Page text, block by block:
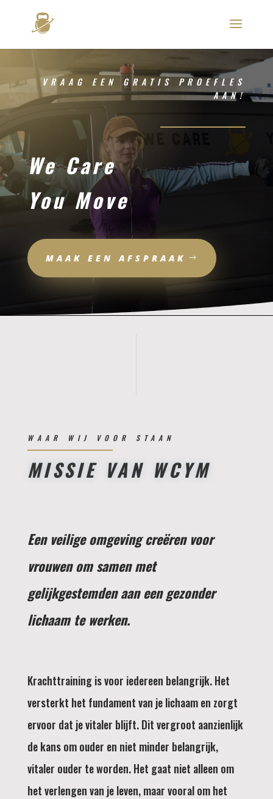
VRAAG EEN GRATIS PROEFLES
AAN!
We Care
You Move
MAAK EEN AFSPRAAK
WAAR WIJ VOOR STAAN
MISSIE VAN WCYM
Een veilige omgeving creëren voor
vrouwen om samen met
gelijkgestemden aan een gezonder
lichaam te werken.
Krachttraining is voor iedereen belangrijk. Het
versterkt het fundament van je lichaam en zorgt
ervoor dat je vitaler blijft. Dit vergroot aanzienlijk
de kans om ouder en niet minder belangrijk,
vitaler ouder te worden. Het gaat niet alleen om
het verlengen van je leven, maar vooral om het